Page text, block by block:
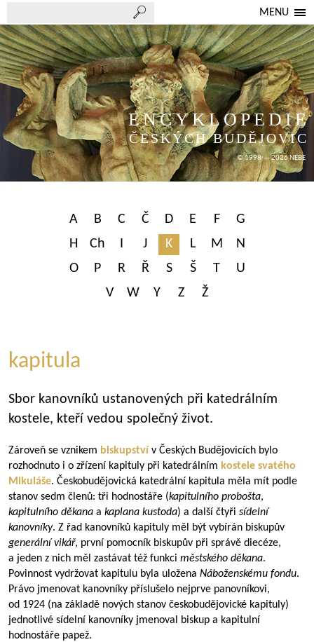
MENU
ENCYKLOPEDIE
ČESKÝCH BUDĚJOVIC
© 1998 — 2026 NEBE
A B C Č D E F
G
H
Ch I J K L M
N
O
P R Ř S Š T
U
V
W Y Z Ž
kapitula
Sbor kanovníků ustanovených při katedrálním
kostele, kteří vedou společný život.
Zároveň se vznikem biskupství v Českých Budějovicích bylo
rozhodnuto i o zřízení kapituly při katedrálním kostele svatého
Mikuláše. Českobudějovická katedrální kapitula měla mít podle
stanov sedm členů: tři hodnostáře (kapitulního probošta,
kapitulního děkana a kaplana kustoda) a další čtyři sídelní
kanovníky. Z řad kanovníků kapituly měl být vybírán biskupův
generální vikář, první pomocník biskupův při správě diecéze,
a jeden z nich měl zastávat též funkci městského děkana.
Povinnost vydržovat kapitulu byla uložena Náboženskému fondu.
Právo jmenovat kanovníky příslušelo nejprve panovníkovi,
od 1924 (na základě nových stanov českobudějovické kapituly)
jednotlivé sídelní kanovníky jmenoval biskup a kapitulní
hodnostáře papež.